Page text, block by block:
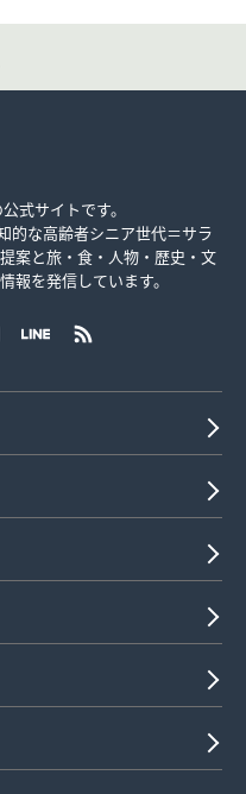
式サイトです。
的な高齢者シニア世代＝サラ
案と旅・食・人物・歴史・文
報を発信しています。